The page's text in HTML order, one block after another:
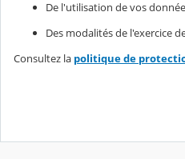
De l'utilisation de vos
Des modalités de l'exercice
Consultez la politique de